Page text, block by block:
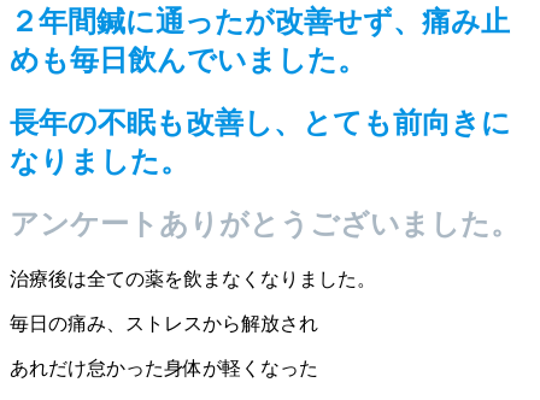
２年間鍼に通ったが改善せず、痛み止
めも毎日飲んでいました。
長年の不眠も改善し、とても前向きに
なりました。
アンケートありがとうございました。
治療後は全ての薬を飲まなくなりました。
毎日の痛み、ストレスから解放され
あれだけ怠かった身体が軽くなった